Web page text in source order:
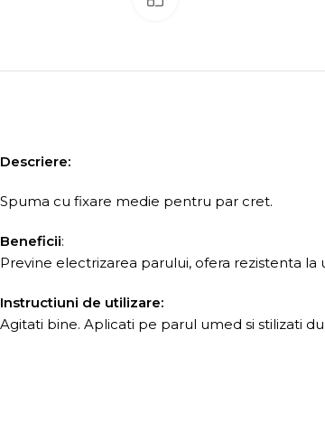
Descriere:
Spuma cu fixare medie pentru par cret.
Beneficii:
Previne electrizarea parului, ofera rezistenta
Instructiuni de utilizare:
Agitati bine. Aplicati pe parul umed si stilizati